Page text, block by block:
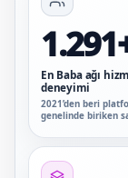
En Baba ağı
deneyimi
2021’den beri
genelinde biriken